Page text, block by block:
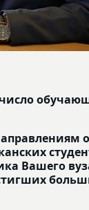
число
Вашего